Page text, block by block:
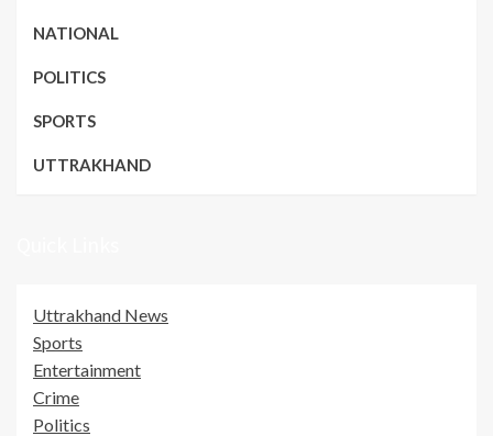
NATIONAL
POLITICS
SPORTS
UTTRAKHAND
Uttrakhand News
Sports
Entertainment
Crime
Politics